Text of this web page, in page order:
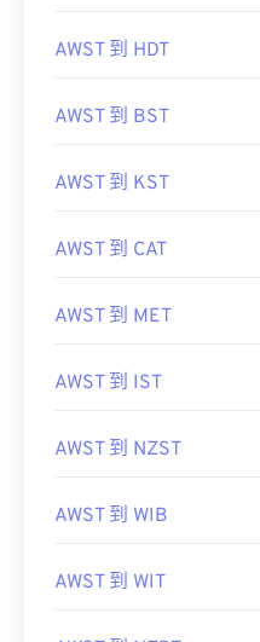
AWST 到 HDT
AWST 到 BST
AWST 到 KST
AWST 到 CAT
AWST 到 MET
AWST 到 IST
AWST 到 NZST
AWST 到 WIB
AWST 到 WIT